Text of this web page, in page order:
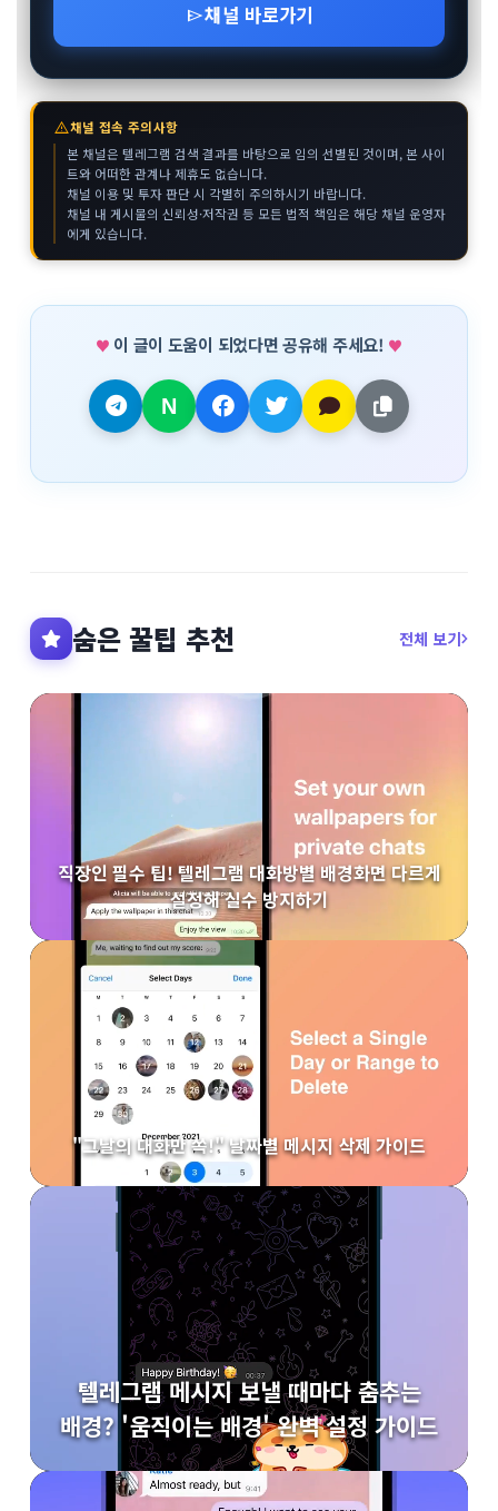
send채널 바로가기
warning채널 접속 주의사항
본 채널은 텔레그램 검색 결과를 바탕으로 임의 선별된 것이며, 본 사이
트와 어떠한 관계나 제휴도 없습니다.
채널 이용 및 투자 판단 시 각별히 주의하시기 바랍니다.
채널 내 게시물의 신뢰성·저작권 등 모든 법적 책임은 해당 채널 운영자
에게 있습니다.
이 글이 도움이 되었다면 공유해 주세요!
숨은 꿀팁 추천 전체 보기
직장인 필수 팁! 텔레그램 대화방별 배경화면 다르게
설정해 실수 방지하기
"그날의 대화만 쏙!" 날짜별 메시지 삭제 가이드
텔레그램 메시지 보낼 때마다 춤추는
배경? '움직이는 배경' 완벽 설정 가이드